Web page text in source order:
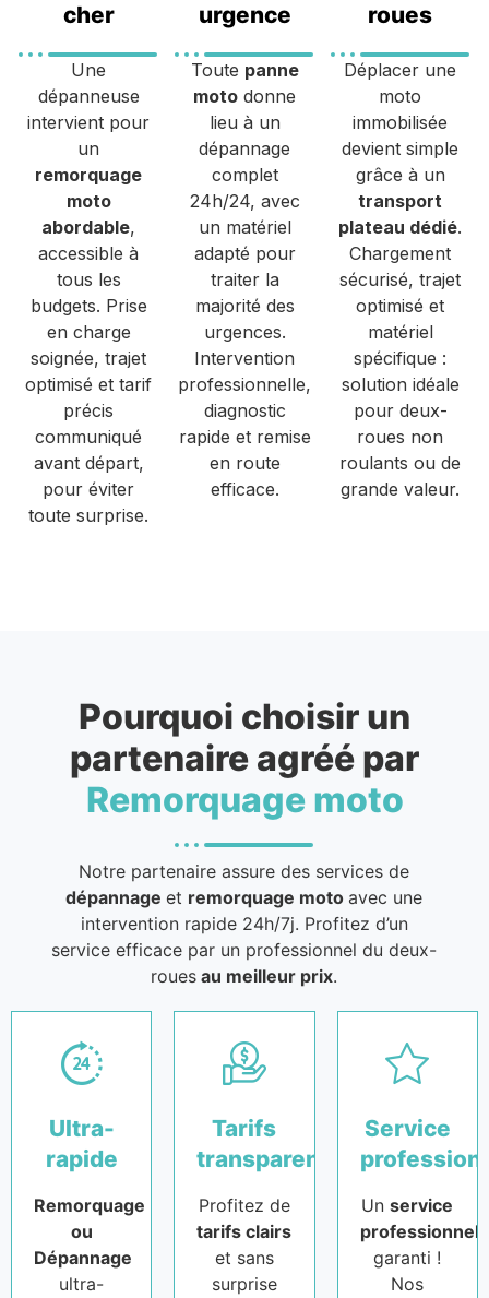
cher
Une
dépanneuse
intervient pour
un
remorquage
moto
abordable,
accessible à
tous les
budgets. Prise
en charge
soignée, trajet
optimisé et tarif
précis
communiqué
avant départ,
pour éviter
toute surprise.
urgence
Toute panne
moto donne
lieu à un
dépannage
complet
24h/24, avec
un matériel
adapté pour
traiter la
majorité des
urgences.
Intervention
professionnelle,
diagnostic
rapide et remise
en route
efficace.
roues
Déplacer une
moto
immobilisée
devient simple
grâce à un
transport
plateau dédié.
Chargement
sécurisé, trajet
optimisé et
matériel
spécifique :
solution idéale
pour deux-
roues non
roulants ou de
grande valeur.
Pourquoi choisir un
partenaire agréé par
Remorquage moto
Notre partenaire assure des services de
dépannageet remorquage motoavec une
intervention rapide 24h/7j. Profitez d’un
service efficace par un professionnel du deux-
roues au meilleur prix.
Ultra-
rapide
Remorquage
ou
Dépannage
ultra-
Tarifs
transparents
Profitez de
tarifs clairs
et sans
surprise
Service
Unservice
professionnel
garanti !
Nos